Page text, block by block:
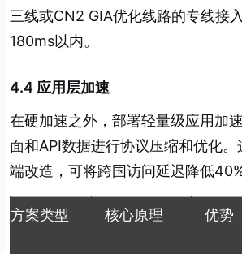
三线或CN2 GIA优化线路的专线接
180ms以内。
4.4 应用层加速
在硬加速之外，部署轻量级应用加
面和API数据进行协议压缩和优化
端改造，可将跨国访问延迟降低40%
方案类型 核心原理 优势